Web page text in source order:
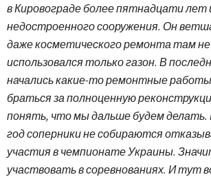
в Кировограде более пятнадцати
недостроенного сооружения. Он
даже косметического ремонта там не
использовался только газон. В
начались какие-то ремонтные
браться за полноценную
понять, что мы дальше будем
год соперники не собираются
участия в чемпионате Украины.
участвовать в соревнованиях. И тут